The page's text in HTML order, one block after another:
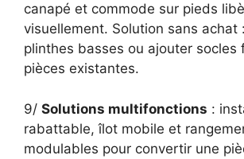
canapé et commode sur pieds
visuellement. Solution sans achat
plinthes basses ou ajouter socles
pièces existantes.
9/ Solutions multifonctions :
rabattable, îlot mobile et
modulables pour convertir une